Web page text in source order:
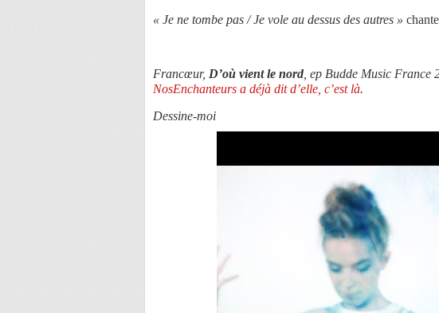
« Je ne tombe pas / Je vole au dessus des autres »
Francœur, D’où vient le nord , ep Budde Music France
NosEnchanteurs a déjà dit d’elle, c’est là.
Dessine-moi